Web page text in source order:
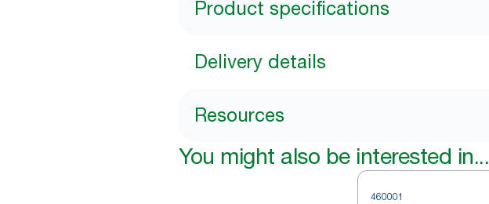
Product specifications
Delivery details
Resources
You might also be interested in...
460001